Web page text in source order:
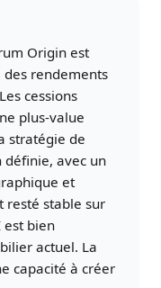
Origin est
des rendements
cessions
plus-value
stratégie de
avec un
et
resté stable sur
est bien
actuel. La
capacité à créer